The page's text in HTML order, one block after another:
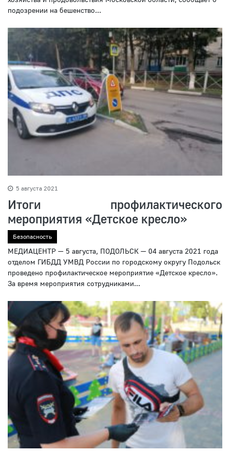
подозрении на бешенство...
5 августа 2021
Итоги профилактического
мероприятия «Детское кресло»
Безопасность
МЕДИАЦЕНТР — 5 августа, ПОДОЛЬСК — 04 августа 2021 года
отделом ГИБДД УМВД России по городскому округу Подольск
проведено профилактическое мероприятие «Детское кресло».
За время мероприятия сотрудниками...